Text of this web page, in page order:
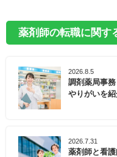
薬剤師の転職に関す
2026.8.5
調剤薬局事
やりがいを
2026.7.31
薬剤師と看